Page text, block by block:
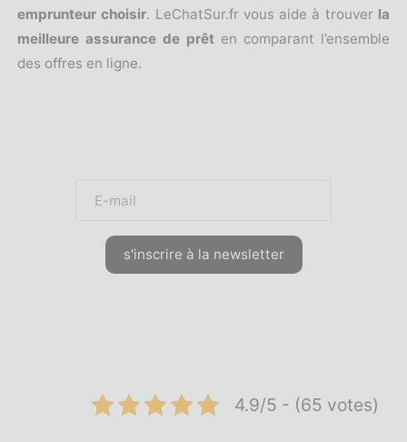
emprunteur choisir. LeChatSur.fr vous aide à trouver la
meilleure assurance de prêt en comparant l’ensemble
des offres en ligne.
s'inscrire à la newsletter
4.9/5 - (65 votes)